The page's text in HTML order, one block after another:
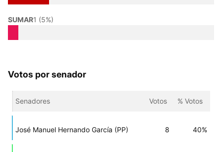
SUMAR1 (5%)
Votos por senador
Senadores Votos % Votos
José Manuel Hernando García (PP) 8 40%